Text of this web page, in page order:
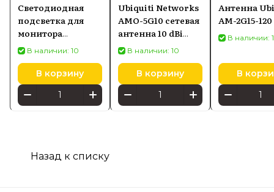
Светодиодная
подсветка для
монитора
SCREENBAR HALO
2
В наличии: 10
В корзину
Ubiquiti Networks
AMO-5G10 сетевая
антенна 10 dBi
Секторная
антенна
В наличии: 10
В корзину
Антенна
AM-2G15-120
В наличии:
В
Назад к списку